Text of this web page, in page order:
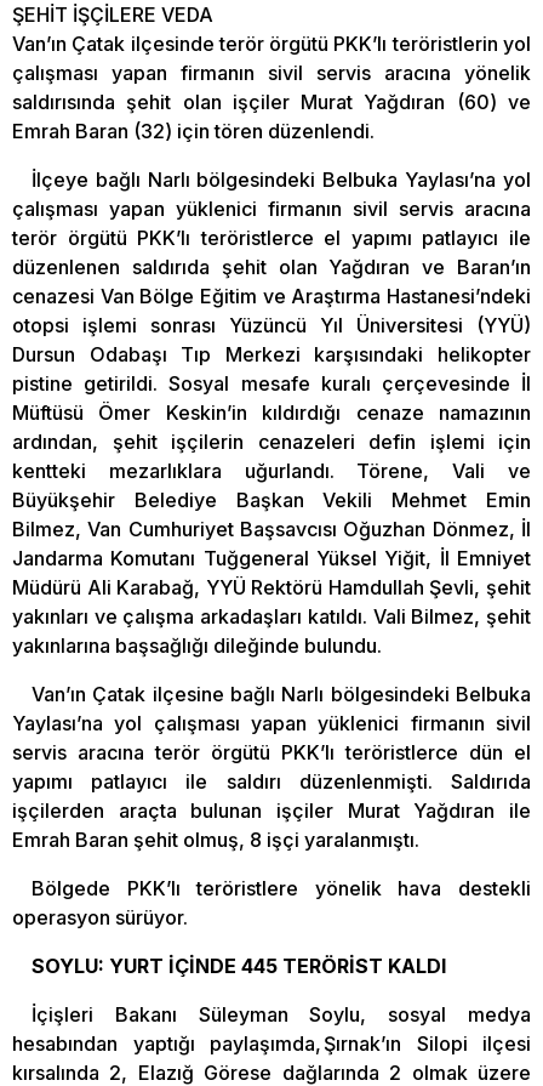
ŞEHİT İŞÇİLERE VEDA
Van’ın Çatak ilçesinde terör örgütü PKK’lı teröristlerin yol
çalışması yapan firmanın sivil servis aracına yönelik
saldırısında şehit olan işçiler Murat Yağdıran (60) ve
Emrah Baran (32) için tören düzenlendi.
İlçeye bağlı Narlı bölgesindeki Belbuka Yaylası’na yol
çalışması yapan yüklenici firmanın sivil servis aracına
terör örgütü PKK’lı teröristlerce el yapımı patlayıcı ile
düzenlenen saldırıda şehit olan Yağdıran ve Baran’ın
cenazesi Van Bölge Eğitim ve Araştırma Hastanesi’ndeki
otopsi işlemi sonrası Yüzüncü Yıl Üniversitesi (YYÜ)
Dursun Odabaşı Tıp Merkezi karşısındaki helikopter
pistine getirildi. Sosyal mesafe kuralı çerçevesinde İl
Müftüsü Ömer Keskin’in kıldırdığı cenaze namazının
ardından, şehit işçilerin cenazeleri defin işlemi için
kentteki mezarlıklara uğurlandı. Törene, Vali ve
Büyükşehir Belediye Başkan Vekili Mehmet Emin
Bilmez, Van Cumhuriyet Başsavcısı Oğuzhan Dönmez, İl
Jandarma Komutanı Tuğgeneral Yüksel Yiğit, İl Emniyet
Müdürü Ali Karabağ, YYÜ Rektörü Hamdullah Şevli, şehit
yakınları ve çalışma arkadaşları katıldı. Vali Bilmez, şehit
yakınlarına başsağlığı dileğinde bulundu.
Van’ın Çatak ilçesine bağlı Narlı bölgesindeki Belbuka
Yaylası’na yol çalışması yapan yüklenici firmanın sivil
servis aracına terör örgütü PKK’lı teröristlerce dün el
yapımı patlayıcı ile saldırı düzenlenmişti. Saldırıda
işçilerden araçta bulunan işçiler Murat Yağdıran ile
Emrah Baran şehit olmuş, 8 işçi yaralanmıştı.
Bölgede PKK’lı teröristlere yönelik hava destekli
operasyon sürüyor.
SOYLU: YURT İÇİNDE 445 TERÖRİST KALDI
İçişleri Bakanı Süleyman Soylu, sosyal medya
hesabından yaptığı paylaşımda, Şırnak’ın Silopi ilçesi
kırsalında 2, Elazığ Görese dağlarında 2 olmak üzere